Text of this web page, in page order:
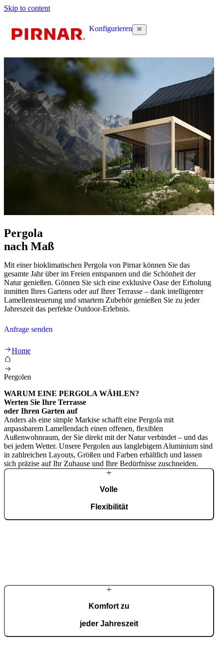
Skip to content
Konfigurieren
Pergola
nach Maß
Mit einer bioklimatischen Pergola von Pirnar können Sie das
gesamte Jahr über im Freien entspannen und die Schönheit der
Natur genießen. Gönnen Sie sich eine exklusive Oase der Erholung
inmitten Ihres Gartens oder auf Ihrer Terrasse – dank intelligenter
Lamellensteuerung und smartem Zubehör genießen Sie zu jeder
Jahreszeit das perfekte Outdoor-Erlebnis.
Anfrage senden
Pergola nach Maß
Home
Pergolen
WARUM EINE PERGOLA WÄHLEN?
Werten Sie Ihre Terrasse
oder Ihren Garten auf
Anders als eine simple Markise schafft eine Pergola mit
anpassbarem Lamellendach einen offenen, flexiblen
Außenwohnraum, der Sie direkt mit der Natur verbindet – und das
bei jedem Wetter. Unsere Pergolen aus langlebigem Aluminium sind
in zahlreichen Layouts, Größen und Farben erhältlich und lassen
sich präzise auf Ihr Zuhause und Ihre Bedürfnisse zuschneiden.
Volle
Flexibilität
Komfort zu
jeder Jahreszeit